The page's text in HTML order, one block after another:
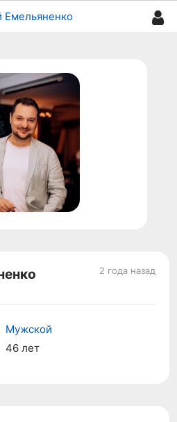
Емельяненко
2 года назад
Мужской
46 лет